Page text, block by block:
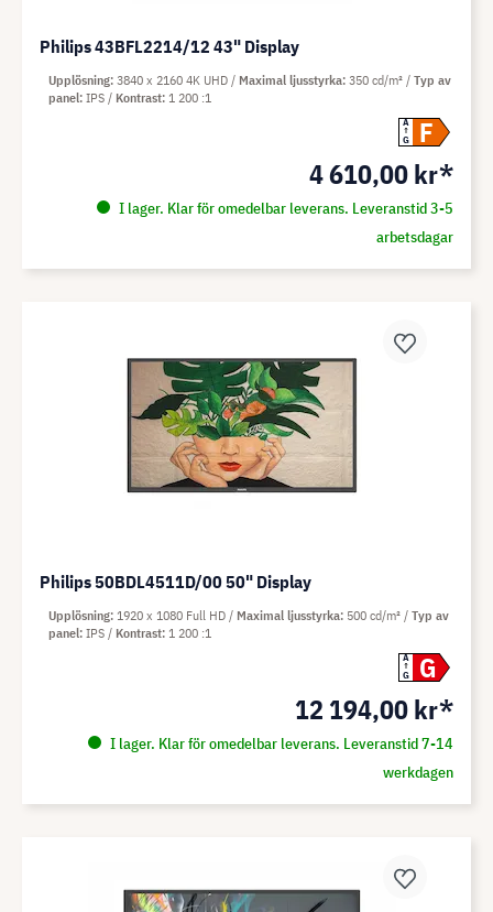
Philips 43BFL2214/12 43" Display
A
G
F
4 610,00 kr*
I lager. Klar för omedelbar leverans. Leveranstid 3-5
arbetsdagar
Upplösning 3840 x 2160 4K UHD Maximal ljusstyrka 350 cd/m²
Typ av
panel IPS Kontrast 1 200 :1
Philips 50BDL4511D/00 50" Display
A
G
G
12 194,00 kr*
I lager. Klar för omedelbar leverans. Leveranstid 7-14
werkdagen
Upplösning 1920 x 1080 Full HD Maximal ljusstyrka 500 cd/m²
Typ av
panel IPS Kontrast 1 200 :1